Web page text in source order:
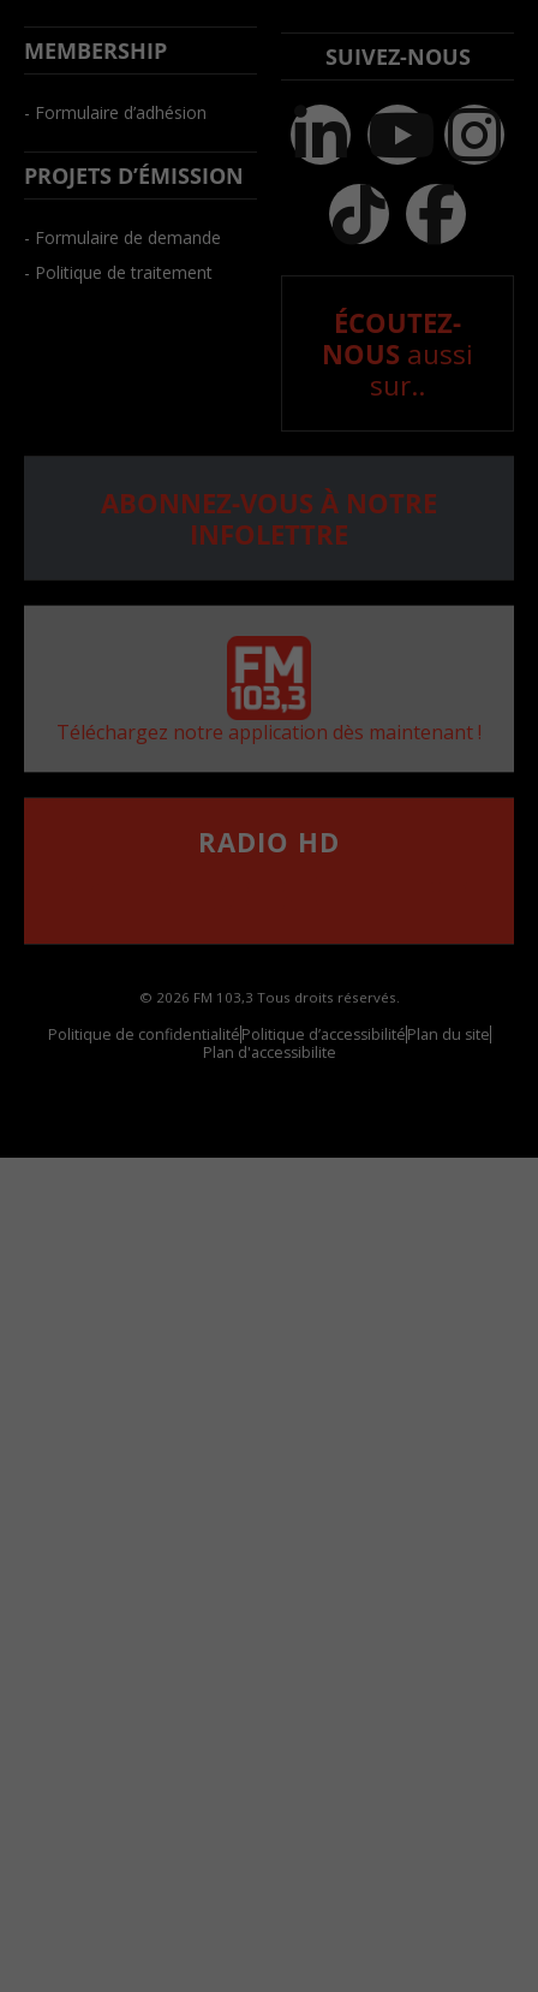
MEMBERSHIP
- Formulaire d’adhésion
PROJETS D’ÉMISSION
- Formulaire de demande
- Politique de traitement
SUIVEZ-NOUS
ÉCOUTEZ-
NOUS aussi
sur..
ABONNEZ-VOUS À NOTRE
INFOLETTRE
Téléchargez notre application dès maintenant !
RADIO HD
© 2026 FM 103,3 Tous droits réservés.
Politique de confidentialitéPolitique d’accessibilitéPlan du site
Plan d'accessibilite